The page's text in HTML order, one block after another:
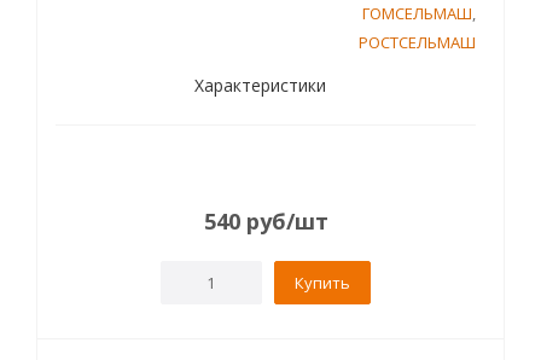
ГОМСЕЛЬМАШ,
РОСТСЕЛЬМАШ
Характеристики
540 руб/шт
Купить